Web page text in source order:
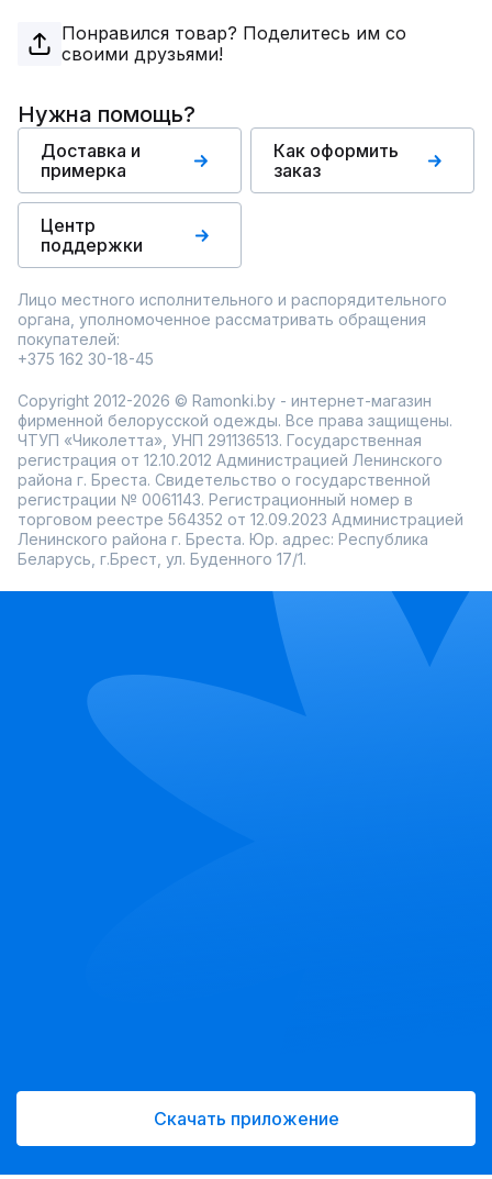
Понравился товар? Поделитесь им со
своими друзьями!
Нужна помощь?
Доставка и
примерка
Как оформить
заказ
Центр
поддержки
Лицо местного исполнительного и распорядительного
органа, уполномоченное рассматривать обращения
покупателей:
+375 162 30-18-45
Copyright 2012-2026 © Ramonki.by - интернет-магазин
фирменной белорусской одежды. Все права защищены.
ЧТУП «Чиколетта», УНП 291136513. Государственная
регистрация от 12.10.2012 Администрацией Ленинского
района г. Бреста. Свидетельство о государственной
регистрации № 0061143. Регистрационный номер в
торговом реестре 564352 от 12.09.2023 Администрацией
Ленинского района г. Бреста. Юр. адрес: Республика
Беларусь, г.Брест, ул. Буденного 17/1.
Скачать приложение